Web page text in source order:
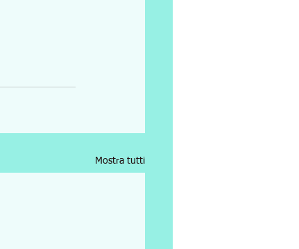
Mostra tutti